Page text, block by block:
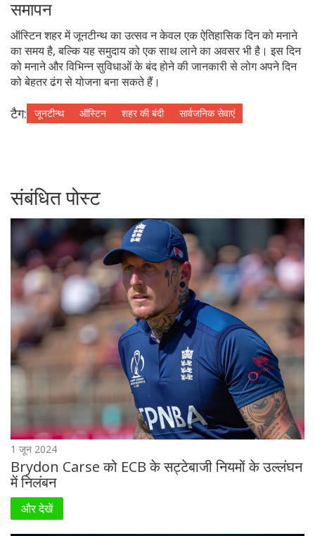
समापन
ऑस्टिन शहर में जूनटीन्थ का उत्सव न केवल एक ऐतिहासिक दिन को मनाने
का समय है, बल्कि यह समुदाय को एक साथ लाने का अवसर भी है। इस दिन
को मनाने और विभिन्न सुविधाओं के बंद होने की जानकारी से लोग अपने दिन
को बेहतर ढंग से योजना बना सकते हैं।
टैग: जूनटीन्थ ऑस्टिन शहर की बंदी सार्वजनिक सेवाएं
संबंधित पोस्ट
1 जून 2024
Brydon Carse को ECB के सट्टेबाजी नियमों के उल्लंघन
में निलंबन
और देखें